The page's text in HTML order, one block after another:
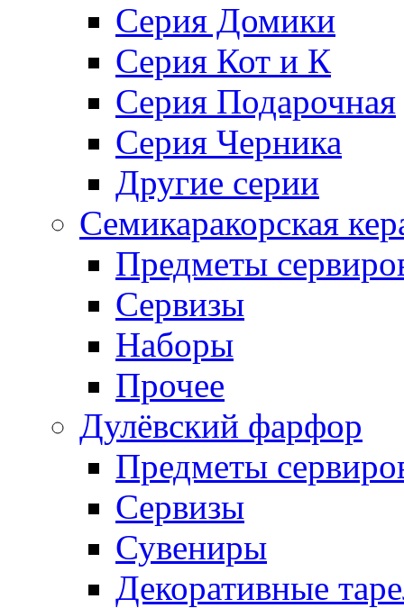
Серия Домики
Серия Кот и К
Серия Подарочная
Серия Черника
Другие серии
Семикаракорская
Предметы
Сервизы
Наборы
Прочее
Дулёвский фарфор
Предметы
Сервизы
Сувениры
Декоративные